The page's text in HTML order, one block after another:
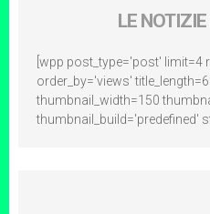
LE
[wpp post_type='post' limit=4
order_by='views'
thumbnail_width=150
thumbnail_build='predefined'